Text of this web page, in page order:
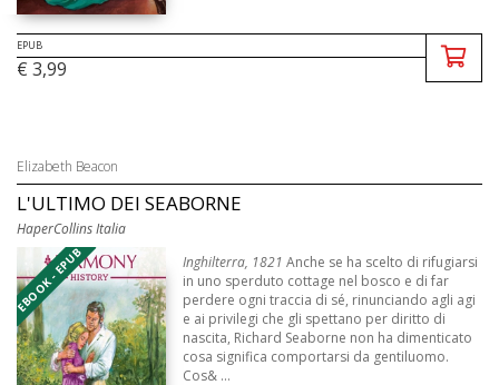
EPUB
€ 3,99
Elizabeth Beacon
L'ULTIMO DEI SEABORNE
HaperCollins Italia
EBOOK - EPUB Inghilterra, 1821 Anche se ha scelto di rifugiarsi
in uno sperduto cottage nel bosco e di far
perdere ogni traccia di sé, rinunciando agli agi
e ai privilegi che gli spettano per diritto di
nascita, Richard Seaborne non ha dimenticato
cosa significa comportarsi da gentiluomo.
Cos& ...